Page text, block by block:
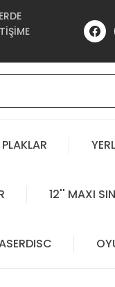
12'' MAXI